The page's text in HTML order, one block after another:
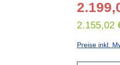
2.155,02
Preise inkl.